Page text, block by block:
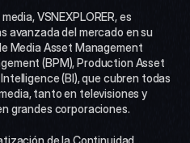
VSNEXPLORER, es
avanzada del mercado en su
Media Asset Management
(BPM), Production Asset
(BI), que cubren todas
tanto en televisiones y
grandes corporaciones.